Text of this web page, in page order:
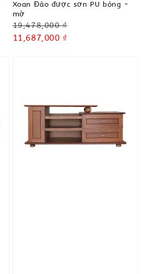
Xoan Đào được sơn PU bóng -
mờ
Regular
price
19,478,000 ₫
Sale
11,687,000 ₫